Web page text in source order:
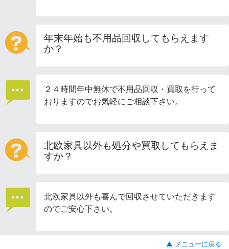
年末年始も不用品回収してもらえます
か？
２４時間年中無休で不用品回収・買取を行って
おりますのでお気軽にご相談下さい。
北欧家具以外も処分や買取してもらえま
すか？
北欧家具以外も喜んで回収させていただきます
のでご安心下さい。
▲ メニューに戻る